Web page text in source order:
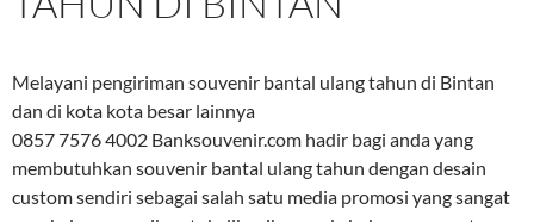
Melayani pengiriman souvenir bantal ulang tahun di Bintan
dan di kota kota besar lainnya
0857 7576 4002 Banksouvenir.com hadir bagi anda yang
membutuhkan souvenir bantal ulang tahun dengan desain
custom sendiri sebagai salah satu media promosi yang sangat